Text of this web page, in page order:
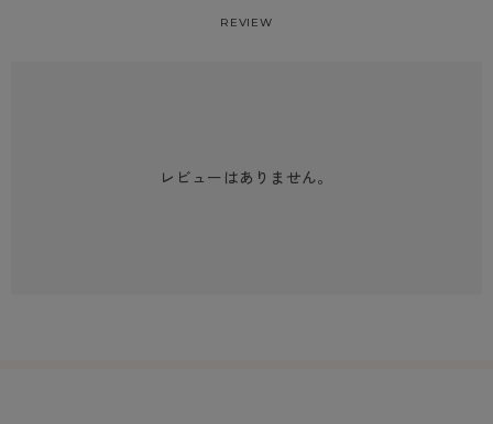
REVIEW
レビューはありません。